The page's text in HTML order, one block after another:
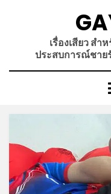
เรื่องเสียว สำ
ประสบการณ์ชายรั